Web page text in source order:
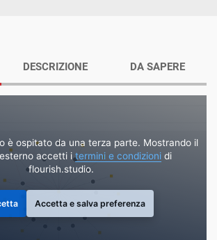
è ospitato da una terza parte. Mostrando il
accetti itermini e condizioni di
flourish.studio.
Accetta e salva preferenza
DESCRIZIONE DA SAPERE